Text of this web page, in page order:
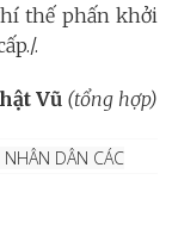
thế phấn khởi
.
Vũ (tổng hợp)
DÂN CÁC